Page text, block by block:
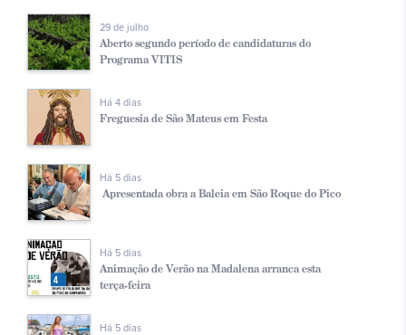
29 de julho
Aberto segundo período de candidaturas do
Programa VITIS
Há 4 dias
Freguesia de São Mateus em Festa
Há 5 dias
Apresentada obra a Baleia em São Roque do Pico
Há 5 dias
Animação de Verão na Madalena arranca esta
terça-feira
Há 5 dias